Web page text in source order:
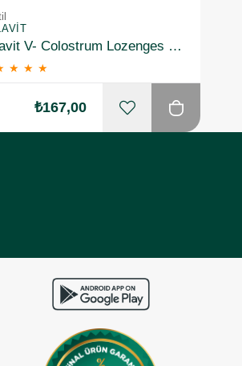
Velavit V- Colostrum Lozenges 15 Pastil
★ ★ ★
₺167,00